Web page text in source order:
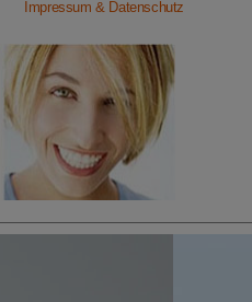
Impressum & Datenschutz